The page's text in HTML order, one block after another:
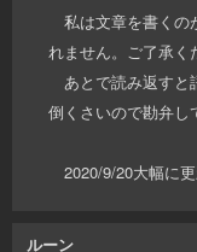
私は文章を書くの
れません。ご了承く
あとで読み返すと
倒くさいので勘弁し
2020/9/20大幅に
ルーン